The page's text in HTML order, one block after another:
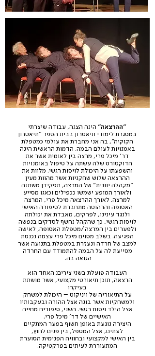
"ההרצאה" הינה הצגה, עבודה שיצרתי
במסגרת לימודי תיאטרון בבית הספר "תיאטרון
הקוקיה", בה אני מחברת את עולמי כמטפלת
באמנויות לעולם הבמה. הדמות הראשית הינה
דר' מיכל פרי, מרצה בין לאומית אשר את
הדוקטורט שלה עשתה על טיפול באומנויות
והשפעתו על היכולת לויסות רגשי. מלוות את
ההרצאה שלוש שחקניות אשר מהוות מעין
"מקהלה יוונית" של המרצה, תפקידן משתנה
ולאורך המופע ישמשו ככפילים וכאגו מסייע
למרצה. לאורך ההרצאה מיכל פרי, המרצה
האסופה והרהוטה מתחברת לסיפורה האישי
ולנגד עינינו, לפרקים, מאבדת את יכולתה
לויסות רגשי, כך שהקהל נחשף לסדקים בנפשה
ולפערים בין המרצה/מטפלת האסופה, לאישה
הפגיעה. בשלב מסוים מיכל פרי עצמה נכנסת
למצב של חרדה ונעזרת במטפלת בתנועה אשר
מסייעת לה על הבמה להתמודד עם החרדה
הגואה בה.
העבודה פועלת בשני צירים: האחד הוא
הרצאה, תוכן תיאורטי מקצועי, אשר מושתת
בעיקרו
על התיאוריה של ויניקוט – היכולת למשחק
ולמשחקיות אשר בונה אצל ההורה ובעקבותיו
אצל הילד ויסות רגשי. השני, סיפורים מחייה
האישיים של דר' מיכל פרי.
היצירה נוגעת באופן חשוף בפער המתקיים
לעתים, אצל המטפל, בין פנים לחוץ,
בין האישי למקצועי ובחוויה הפנימית הסוערת
המתעוררת לעיתים בפרקטיקה.